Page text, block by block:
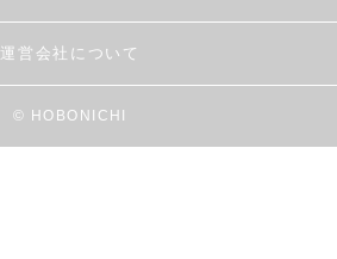
運営会社について
© HOBONICHI